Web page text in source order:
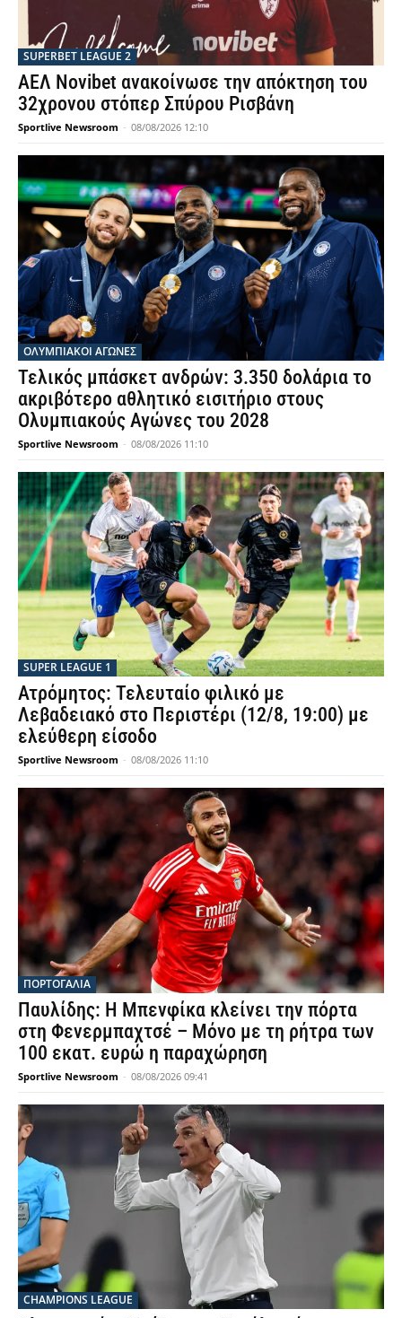
SUPERBET LEAGUE 2
ΑΕΛ Novibet ανακοίνωσε την απόκτηση του
32χρονου στόπερ Σπύρου Ρισβάνη
Sportlive Newsroom - 08/08/2026 12:10
ΟΛΥΜΠΙΑΚΟΊ ΑΓΏΝΕΣ
Τελικός μπάσκετ ανδρών: 3.350 δολάρια το
ακριβότερο αθλητικό εισιτήριο στους
Ολυμπιακούς Αγώνες του 2028
Sportlive Newsroom - 08/08/2026 11:10
SUPER LEAGUE 1
Ατρόμητος: Τελευταίο φιλικό με
Λεβαδειακό στο Περιστέρι (12/8, 19:00) με
ελεύθερη είσοδο
Sportlive Newsroom - 08/08/2026 11:10
ΠΟΡΤΟΓΑΛΙΑ
Παυλίδης: Η Μπενφίκα κλείνει την πόρτα
στη Φενερμπαχτσέ – Μόνο με τη ρήτρα των
100 εκατ. ευρώ η παραχώρηση
Sportlive Newsroom - 08/08/2026 09:41
CHAMPIONS LEAGUE